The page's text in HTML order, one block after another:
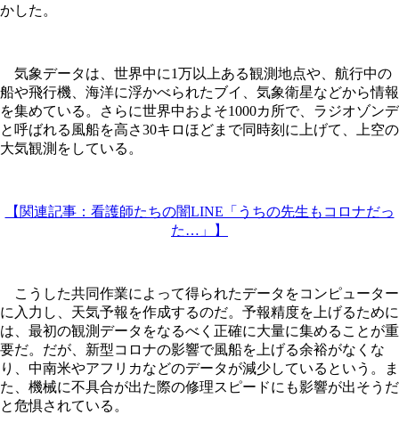
かした。
気象データは、世界中に1万以上ある観測地点や、航行中の
船や飛行機、海洋に浮かべられたブイ、気象衛星などから情報
を集めている。さらに世界中およそ1000カ所で、ラジオゾンデ
と呼ばれる風船を高さ30キロほどまで同時刻に上げて、上空の
大気観測をしている。
【関連記事：看護師たちの闇LINE「うちの先生もコロナだっ
た…」】
こうした共同作業によって得られたデータをコンピューター
に入力し、天気予報を作成するのだ。予報精度を上げるために
は、最初の観測データをなるべく正確に大量に集めることが重
要だ。だが、新型コロナの影響で風船を上げる余裕がなくな
り、中南米やアフリカなどのデータが減少しているという。ま
た、機械に不具合が出た際の修理スピードにも影響が出そうだ
と危惧されている。